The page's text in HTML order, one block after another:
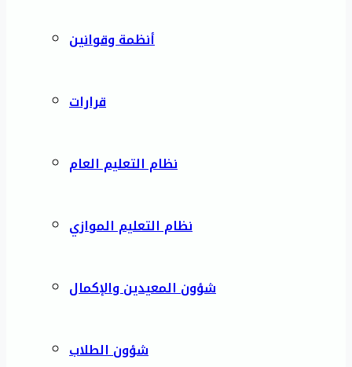
أنظمة وقوانين
قرارات
نظام التعليم العام
نظام التعليم الموازي
شؤون المعيدين والإكمال
شؤون الطلاب